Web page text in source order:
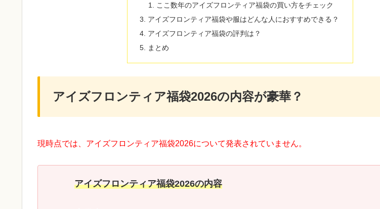
ここ数年のアイズフロンティア福袋の買い方をチェック
アイズフロンティア福袋や服はどんな人におすすめできる？
アイズフロンティア福袋の評判は？
まとめ
アイズフロンティア福袋2026の内容が豪華？
現時点では、アイズフロンティア福袋2026について発表されていません。
アイズフロンティア福袋2026の内容